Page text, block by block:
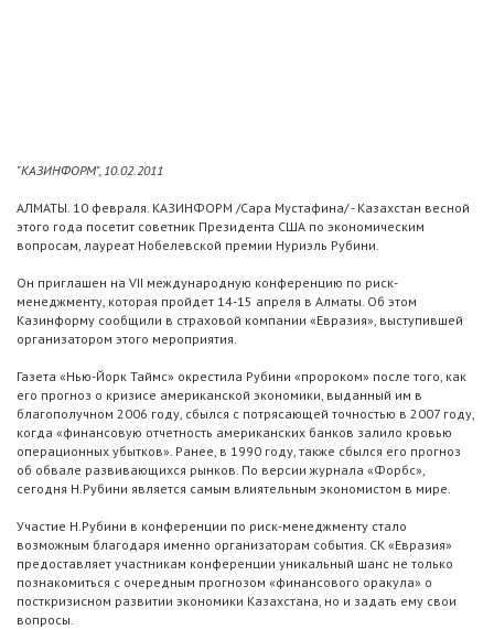
"КАЗИНФОРМ", 10.02.2011
АЛМАТЫ. 10 февраля. КАЗИНФОРМ /Сара Мустафина/ - Казахстан весной
этого года посетит советник Президента США по экономическим
вопросам, лауреат Нобелевской премии Нуриэль Рубини.
Он приглашен на VII международную конференцию по риск-
менеджменту, которая пройдет 14-15 апреля в Алматы. Об этом
Казинформу сообщили в страховой компании «Евразия», выступившей
организатором этого мероприятия.
Газета «Нью-Йорк Таймс» окрестила Рубини «пророком» после того, как
его прогноз о кризисе американской экономики, выданный им в
благополучном 2006 году, сбылся с потрясающей точностью в 2007 году,
когда «финансовую отчетность американских банков залило кровью
операционных убытков». Ранее, в 1990 году, также сбылся его прогноз
об обвале развивающихся рынков. По версии журнала «Форбс»,
сегодня Н.Рубини является самым влиятельным экономистом в мире.
Участие Н.Рубини в конференции по риск-менеджменту стало
возможным благодаря именно организаторам события. СК «Евразия»
предоставляет участникам конференции уникальный шанс не только
познакомиться с очередным прогнозом «финансового оракула» о
посткризисном развитии экономики Казахстана, но и задать ему свои
вопросы.